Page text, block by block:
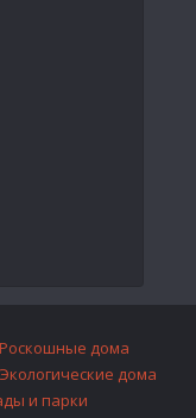
Роскошные дома
Экологические дома
и парки